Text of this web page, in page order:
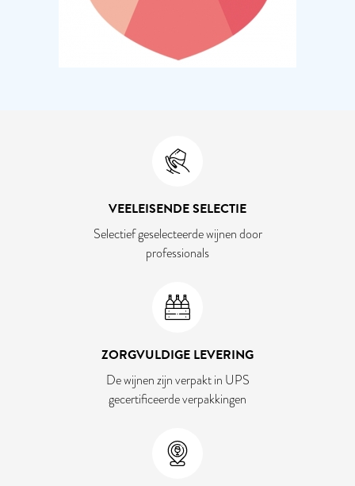
VEELEISENDE SELECTIE
Selectief geselecteerde wijnen door
professionals
ZORGVULDIGE LEVERING
De wijnen zijn verpakt in UPS
gecertificeerde verpakkingen